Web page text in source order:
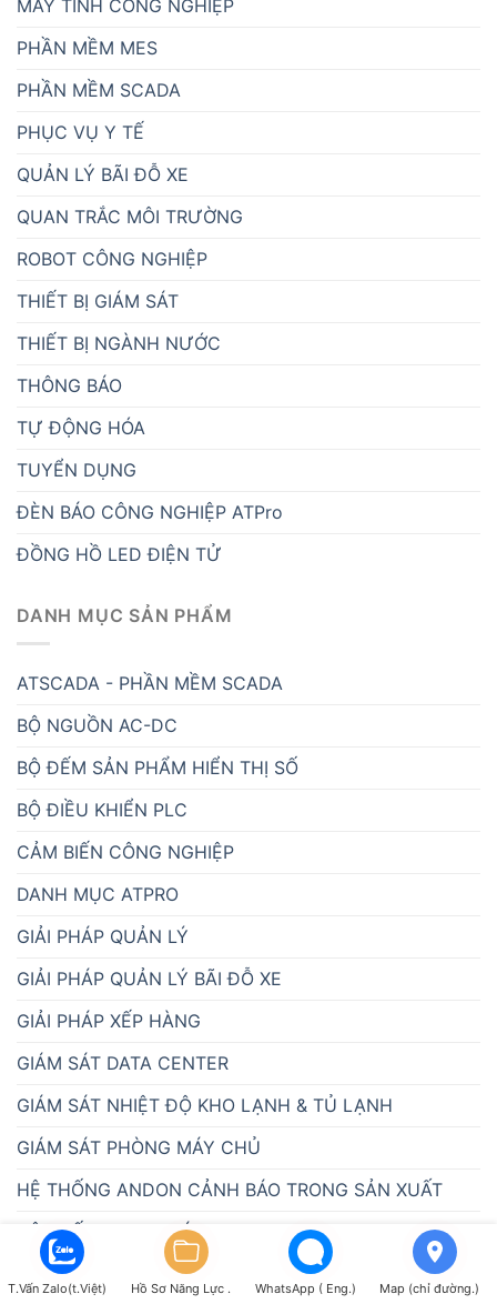
MÁY TÍNH CÔNG NGHIỆP
PHẦN MỀM MES
PHẦN MỀM SCADA
PHỤC VỤ Y TẾ
QUẢN LÝ BÃI ĐỖ XE
QUAN TRẮC MÔI TRƯỜNG
ROBOT CÔNG NGHIỆP
THIẾT BỊ GIÁM SÁT
THIẾT BỊ NGÀNH NƯỚC
THÔNG BÁO
TỰ ĐỘNG HÓA
TUYỂN DỤNG
ĐÈN BÁO CÔNG NGHIỆP ATPro
ĐỒNG HỒ LED ĐIỆN TỬ
DANH MỤC SẢN PHẨM
ATSCADA - PHẦN MỀM SCADA
BỘ NGUỒN AC-DC
BỘ ĐẾM SẢN PHẨM HIỂN THỊ SỐ
BỘ ĐIỀU KHIỂN PLC
CẢM BIẾN CÔNG NGHIỆP
DANH MỤC ATPRO
GIẢI PHÁP QUẢN LÝ
GIẢI PHÁP QUẢN LÝ BÃI ĐỖ XE
GIẢI PHÁP XẾP HÀNG
GIÁM SÁT DATA CENTER
GIÁM SÁT NHIỆT ĐỘ KHO LẠNH & TỦ LẠNH
GIÁM SÁT PHÒNG MÁY CHỦ
HỆ THỐNG ANDON CẢNH BÁO TRONG SẢN XUẤT
HỆ THỐNG GỌI Y TÁ ATPRO
HỆ THỐNG QUAN TRẮC MÔI TRƯỜNG
T.Vấn Zalo(t.Việt) Hồ Sơ Năng Lực . WhatsApp ( Eng.) Map (chỉ đường.)